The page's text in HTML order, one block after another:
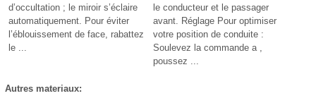
d’occultation ; le miroir s’éclaire
automatiquement. Pour éviter
l’éblouissement de face, rabattez
le ...
le conducteur et le passager
avant. Réglage Pour optimiser
votre position de conduite :
Soulevez la commande a ,
poussez ...
Autres materiaux: